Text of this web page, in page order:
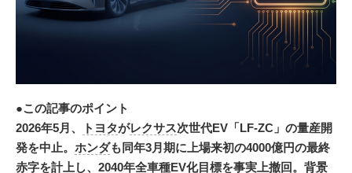
●この記事のポイント
2026年5月、
トヨタがレクサス次世代EV「LF-ZC」の量産開
発を中止。 ホンダも同年3月期に上場来初の4000億円の最終
赤字を計上し、2040年全車種EV化目標を事実上撤回。背景